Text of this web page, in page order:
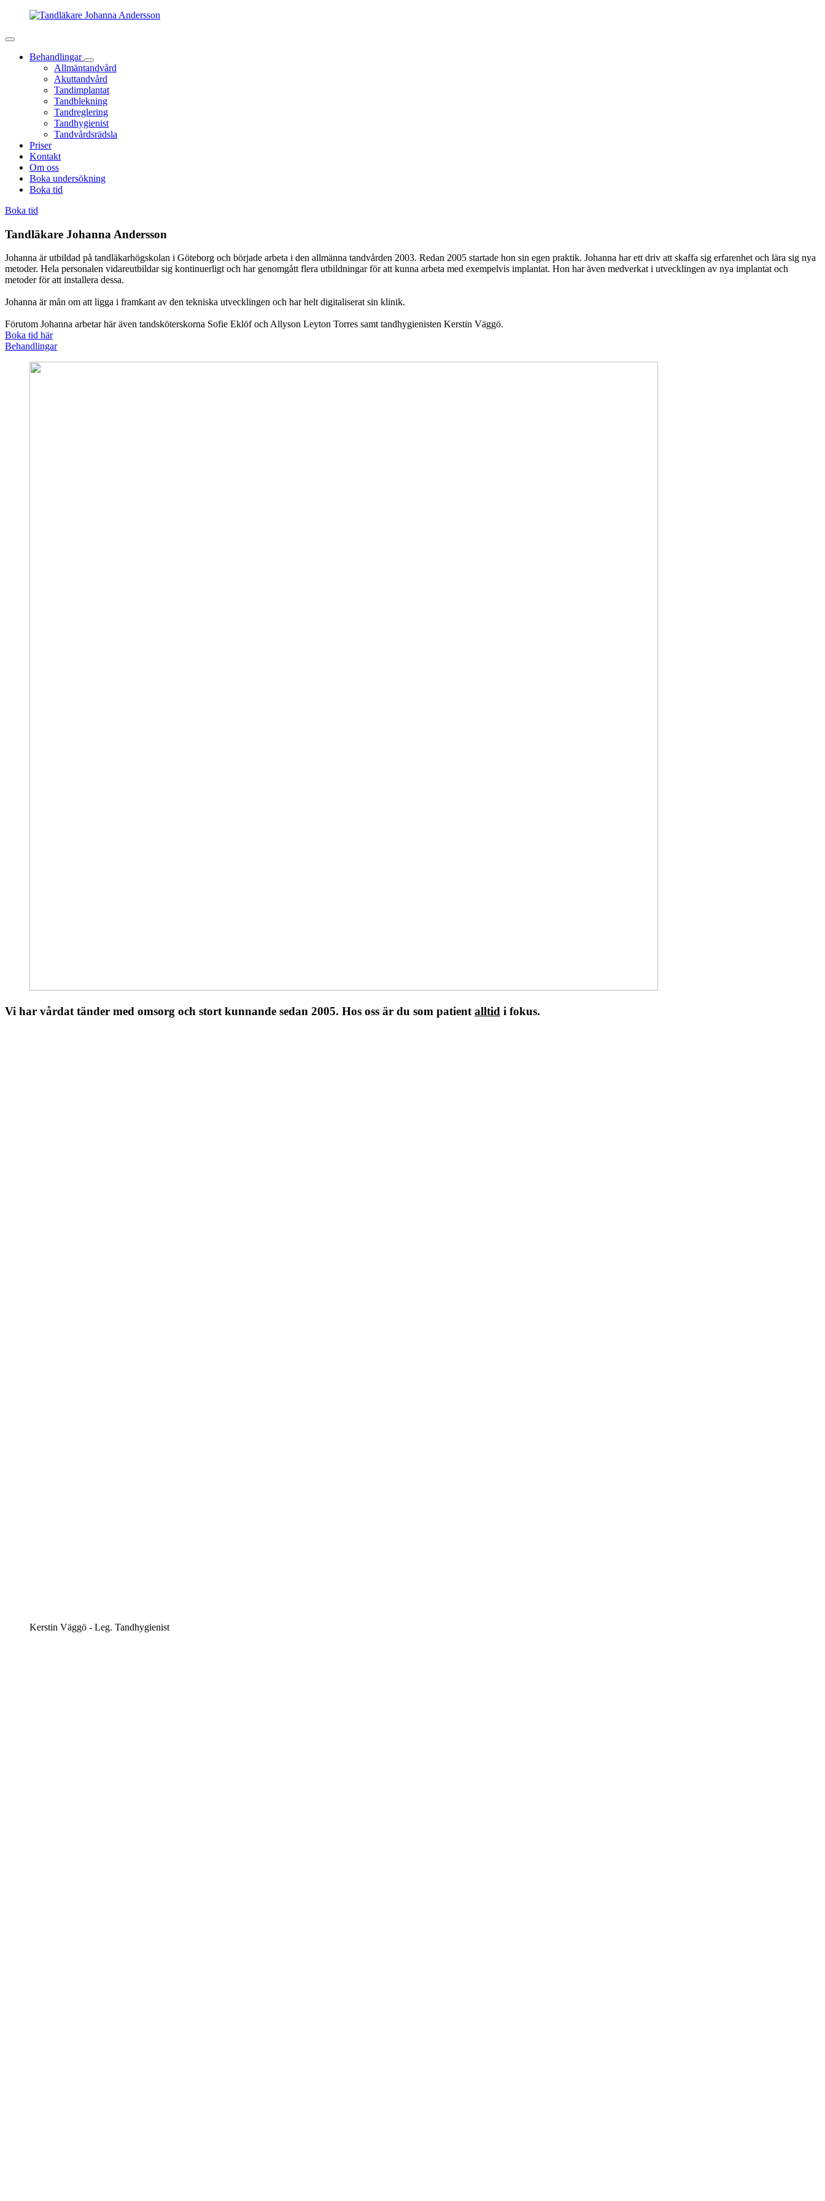
Behandlingar
Allmäntandvård
Akuttandvård
Tandimplantat
Tandblekning
Tandreglering
Tandhygienist
Tandvårdsrädsla
Priser
Kontakt
Om oss
Boka undersökning
Boka tid
Boka tid
Tandläkare Johanna Andersson
Johanna är utbildad på tandläkarhögskolan i Göteborg och började arbeta i den allmänna tandvården 2003. Redan 2005 startade hon sin egen praktik. Johanna har ett driv att skaffa sig erfarenhet och lära sig nya
metoder. Hela personalen vidareutbildar sig kontinuerligt och har genomgått flera utbildningar för att kunna arbeta med exempelvis implantat. Hon har även medverkat i utvecklingen av nya implantat och
metoder för att installera dessa.
Johanna är mån om att ligga i framkant av den tekniska utvecklingen och har helt digitaliserat sin klinik.
Förutom Johanna arbetar här även tandsköterskorna Sofie Eklöf och Allyson Leyton Torres samt tandhygienisten Kerstin Väggö.
Boka tid här
Behandlingar
Vi har vårdat tänder med omsorg och stort kunnande sedan 2005. Hos oss är du som patient alltid i fokus.
Kerstin Väggö - Leg. Tandhygienist